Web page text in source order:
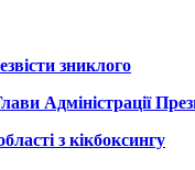
зниклого
Адміністрації
з кікбоксингу